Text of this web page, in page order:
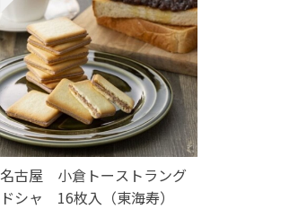
名古屋 小倉トーストラング
ドシャ 16枚入（東海寿）